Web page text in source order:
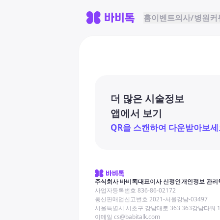
홈이벤트의사/병원커
더 많은 시술정보
앱에서 보기
QR을 스캔하여 다운받아보세
주식회사 바비톡대표이사 신정인개인정보 관리
사업자등록번호 836-86-02172
통신판매업신고번호 2021-서울강남-03497
서울특별시 서초구 강남대로 363 363강남타워
이메일 cs@babitalk.com